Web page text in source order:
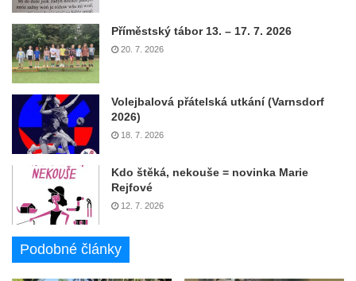
Příměstský tábor 13. – 17. 7. 2026
20. 7. 2026
Volejbalová přátelská utkání (Varnsdorf
2026)
18. 7. 2026
Kdo štěká, nekouše = novinka Marie
Rejfové
12. 7. 2026
Podobné články